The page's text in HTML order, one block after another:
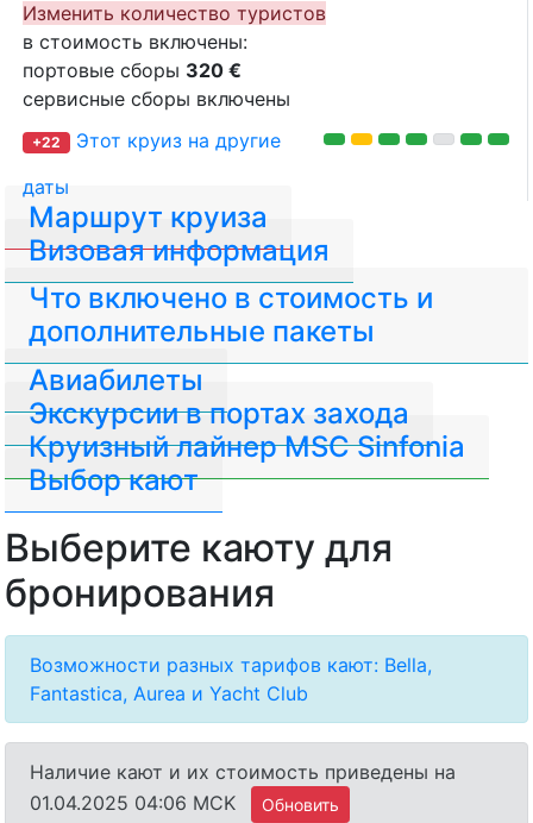
Изменить количество туристов
в стоимость включены:
портовые сборы 320 €
сервисные сборы включены
+22
Этот круиз на другие
даты
Маршрут круиза
Визовая информация
Авиабилеты
Что включено в стоимость и
дополнительные пакеты
Экскурсии в портах захода
Круизный лайнер MSC Sinfonia
Выбор кают
Выберите каюту для
бронирования
Возможности разных тарифов кают: Bella,
Fantastica, Aurea и Yacht Club
Наличие кают и их стоимость приведены на
01.04.2025 04:06 MCK
Обновить